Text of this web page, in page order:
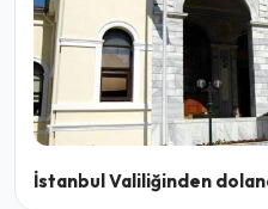
İstanbul Valiliğinden